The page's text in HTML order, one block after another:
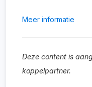
Meer informatie
Deze content is
koppelpartner.